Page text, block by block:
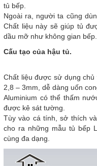
tủ bếp.
Ngoài ra, người ta cũng
Chất liệu này sẽ giúp tủ
dầu mỡ như không gian bếp.
Cấu tạo của hậu tủ.
Chất liệu được sử dụng
2,8 – 3mm, dễ dàng uốn
Aluminium có thể thấm
được kê sát tường.
Tùy vào cá tính, sở thích
cho ra những mẫu tủ bếp
cùng đa dạng.